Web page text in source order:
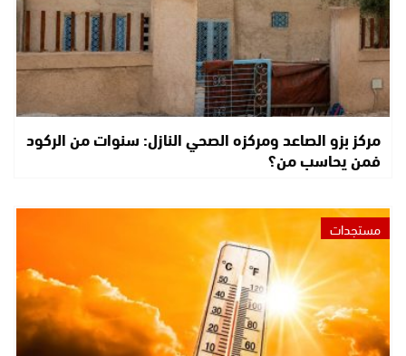
مركز بزو الصاعد ومركزه الصحي النازل: سنوات من الركود
فمن يحاسب من؟
مستجدات